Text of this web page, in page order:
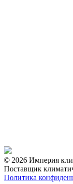
© 2026 Империя
Поставщик
Политика